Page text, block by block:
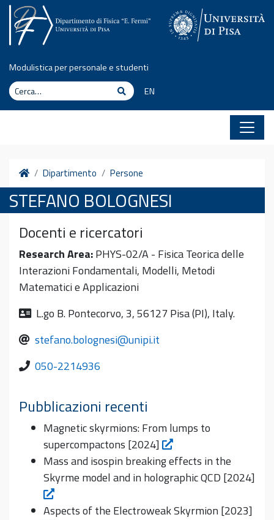
Vai al contenuto
Modulistica per personale e studenti
Cerca
CercaEN
HomeDipartimento Persone
STEFANO BOLOGNESI
Docenti e ricercatori
Research Area:PHYS-02/A - Fisica Teorica delle
Interazioni Fondamentali, Modelli, Metodi
Matematici e Applicazioni
L.go B. Pontecorvo, 3, 56127 Pisa (PI), Italy.
stefano.bolognesi@unipi.it
050-2214936
Pubblicazioni recenti
Magnetic skyrmions: From lumps to
supercompactons [2024]
Mass and isospin breaking effects in the
Skyrme model and in holographic QCD [2024]
Aspects of the Electroweak Skyrmion [2023]